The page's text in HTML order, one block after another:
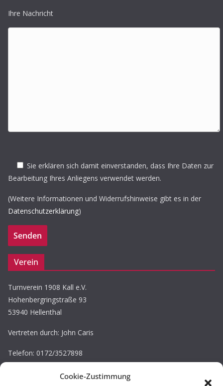
Cookie-Zustimmung
Ihre Nachricht
Sie erklären sich damit einverstanden, dass Ihre Daten zur
Bearbeitung Ihres Anliegens verwendet werden.
(Weitere Informationen und Widerrufshinweise gibt es in der
Datenschutzerklärung)
Verein
Turnverein 1908 Kall e.V.
Hohenbergringstraße 93
53940 Hellenthal
Vertreten durch: John Caris
Telefon: 0172/3527898